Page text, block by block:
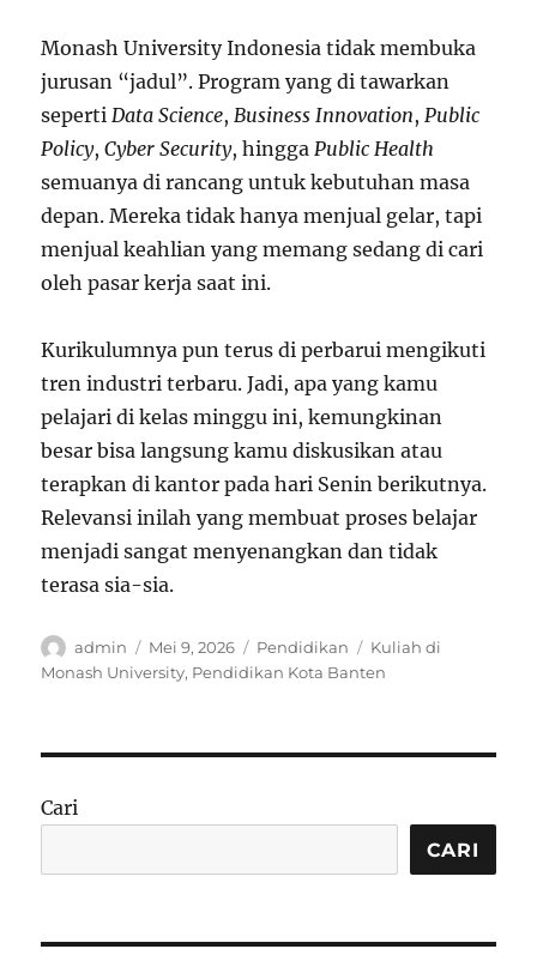
Monash University Indonesia tidak membuka
jurusan “jadul”. Program yang di tawarkan
sepertiData Science,Business Innovation,Public
Policy,Cyber Security, hinggaPublic Health
semuanya di rancang untuk kebutuhan masa
depan. Mereka tidak hanya menjual gelar, tapi
menjual keahlian yang memang sedang di cari
oleh pasar kerja saat ini.
Kurikulumnya pun terus di perbarui mengikuti
tren industri terbaru. Jadi, apa yang kamu
pelajari di kelas minggu ini, kemungkinan
besar bisa langsung kamu diskusikan atau
terapkan di kantor pada hari Senin berikutnya.
Relevansi inilah yang membuat proses belajar
menjadi sangat menyenangkan dan tidak
terasa sia-sia.
Author
admin
Posted
on
Mei 9, 2026 Categories
Pendidikan Tags
Kuliah di
Monash University, Pendidikan Kota Banten
Cari
CARI